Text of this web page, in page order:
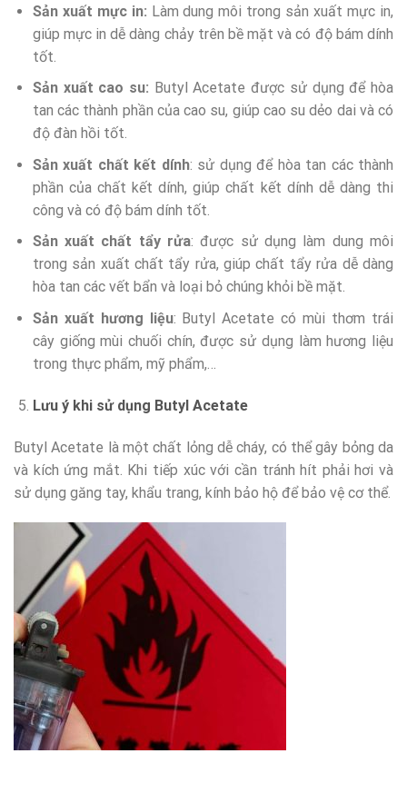
Sản xuất mực in: Làm dung môi trong sản xuất mực in,
giúp mực in dễ dàng chảy trên bề mặt và có độ bám dính
tốt.
Sản xuất cao su: Butyl Acetate được sử dụng để hòa
tan các thành phần của cao su, giúp cao su dẻo dai và có
độ đàn hồi tốt.
Sản xuất chất kết dính: sử dụng để hòa tan các thành
phần của chất kết dính, giúp chất kết dính dễ dàng thi
công và có độ bám dính tốt.
Sản xuất chất tẩy rửa: được sử dụng làm dung môi
trong sản xuất chất tẩy rửa, giúp chất tẩy rửa dễ dàng
hòa tan các vết bẩn và loại bỏ chúng khỏi bề mặt.
Sản xuất hương liệu: Butyl Acetate có mùi thơm trái
cây giống mùi chuối chín, được sử dụng làm hương liệu
trong thực phẩm, mỹ phẩm,…
Lưu ý khi sử dụng Butyl Acetate
Butyl Acetate là một chất lỏng dễ cháy, có thể gây bỏng da
và kích ứng mắt. Khi tiếp xúc với cần tránh hít phải hơi và
sử dụng găng tay, khẩu trang, kính bảo hộ để bảo vệ cơ thể.